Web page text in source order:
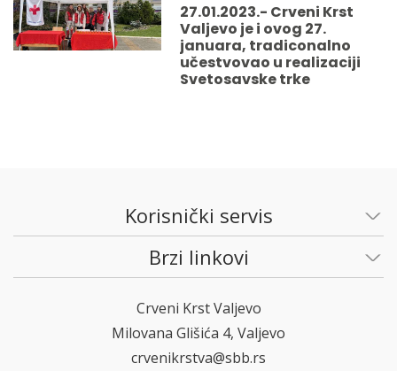
27.01.2023.- Crveni Krst
Valjevo je i ovog 27.
januara, tradiconalno
učestvovao u realizaciji
Svetosavske trke
Korisnički servis
Brzi linkovi
Crveni Krst Valjevo
Milovana Glišića 4, Valjevo
crvenikrstva@sbb.rs